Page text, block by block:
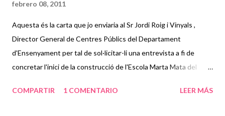
febrero 08, 2011
Aquesta és la carta que jo enviaria al Sr Jordi Roig i Vinyals ,
Director General de Centres Públics del Departament
d'Ensenyament per tal de sol·licitar-li una entrevista a fi de
concretar l'inici de la construcció de l'Escola Marta Mata del
l'Escola per tal que fassi allò que consideri més adient. El passat
COMPARTIR 1 COMENTARIO LEER MÁS